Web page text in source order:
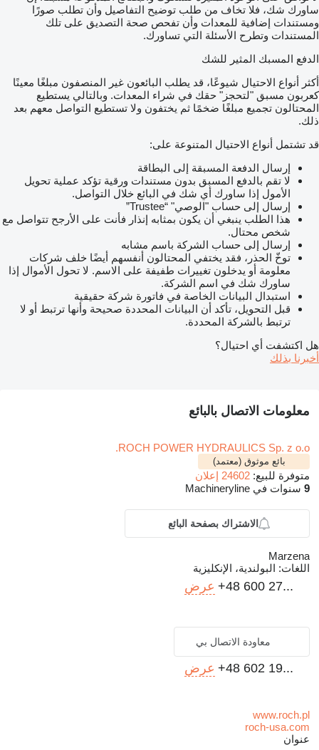
ساورك شك، فلا تخاف من طلب توضيح التفاصيل وأن تطلب صورًا
ومستندات إضافية للمعدات وأن تفحص صحة التصديق على تلك
المستندات وتطرح الأسئلة التي تساورك.
الدفع المسبك المثير للشك
أكثر أنواع الاحتيال شيوعًا، قد يطلب البائعون غير المنصفون مبلغًا معينًا
كعربون مسبق "لتحجز" حقك في شراء المعدات. وبالتالي يستطيع
المحتالون تجميع مبلغًا ضخمًا ثم يختفون ولا تستطيع التواصل معهم بعد
ذلك.
قد تشتمل أنواع الاحتيال المتنوعة على:
إرسال الدفعة المسبقة إلى البطاقة
لا تقم بالدفع المسبق بدون مستندات ورقية تؤكد عملية تحويل
الأمول إذا ساورك أي شك في البائع خلال التواصل.
إرسال إلى حساب "الوصي" “Trustee”
هذا الطلب ينبغي أن يكون بمثابه إنذار فأنت على الأرجح تتواصل مع
شخص محتال.
إرسال إلى حساب الشركة باسم مشابه
توخّ الحذر، فقد يختفي المحتالون أنفسهم أيضًا خلف شركات
معلومة أو يدخلون تغييرات طفيفة على الاسم. لا تحول الأموال إذا
ساورك شك في اسم الشركة.
استبدال البيانات الخاصة في فاتورة شركة حقيقية
قبل التحويل، تأكد أن البيانات المحددة صحيحة وأنها ترتبط أو لا
ترتبط بالشركة المحددة.
هل اكتشفت أي احتيال؟
أخبرنا بذلك
معلومات الاتصال بالبائع
ROCH POWER HYDRAULICS Sp. z o.o.
بائع موثوق (معتمد)
متوفرة للبيع: 24602 إعلان
9 سنوات في Machineryline
الاشتراك بصفحة البائع
Marzena
اللغات: البولندية، الإنكليزية
+48 600 27... عرض
معاودة الاتصال بي
+48 602 19... عرض
www.roch.pl
roch-usa.com
عنوان